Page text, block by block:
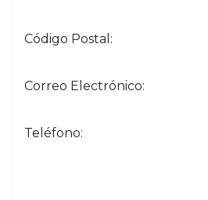
Código Postal:
Correo Electrónico:
Teléfono: